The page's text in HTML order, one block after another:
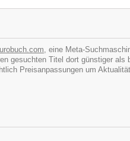
, eine Meta-
gesuchten Titel dort günstiger
Preisanpassungen um